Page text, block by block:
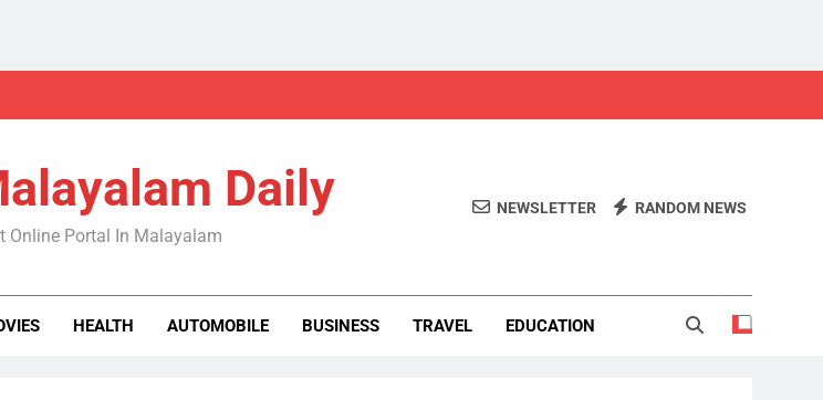
Daily
Online Portal In Malayalam
NEWSLETTER RANDOM NEWS
HEALTH AUTOMOBILE BUSINESS TRAVEL EDUCATION